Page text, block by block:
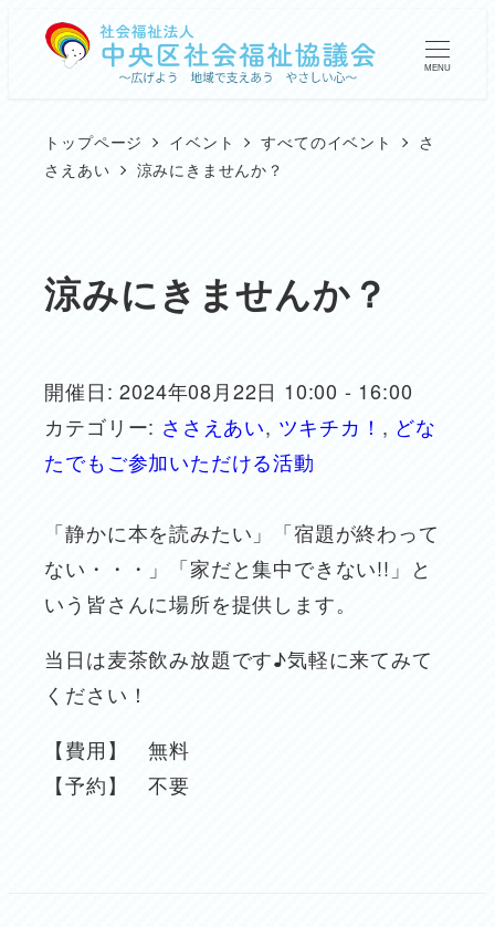
MENU
トップページ イベント すべてのイベント
さ
さえあい
涼みにきませんか？
涼みにきませんか？
開催日: 2024年08月22日 10:00 - 16:00
カテゴリー: ささえあい, ツキチカ！ , どな
たでもご参加いただける活動
「静かに本を読みたい」「宿題が終わって
ない・・・」「家だと集中できない!!」と
いう皆さんに場所を提供します。
当日は麦茶飲み放題です♪気軽に来てみて
ください！
【費用】 無料
【予約】 不要